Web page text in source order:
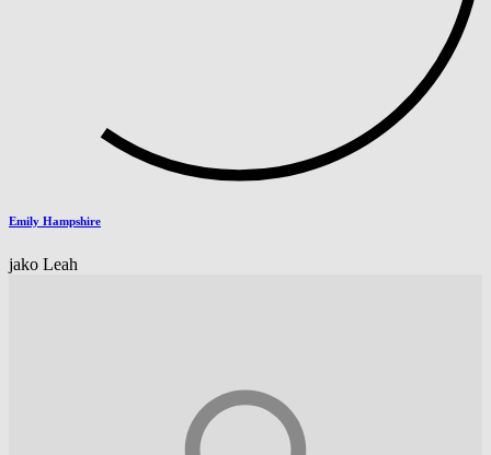
Emily Hampshire
jako Leah